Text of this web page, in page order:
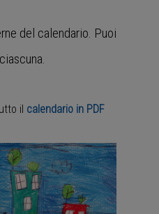
del calendario. Puoi
il calendario in PDF